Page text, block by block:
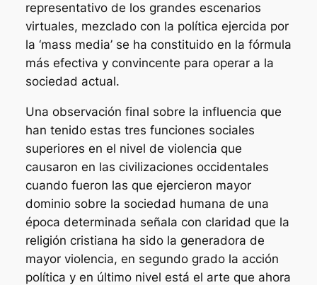
representativo de los grandes escenarios
virtuales, mezclado con la política ejercida por
la ‘mass media’ se ha constituido en la fórmula
más efectiva y convincente para operar a la
sociedad actual.
Una observación final sobre la influencia que
han tenido estas tres funciones sociales
superiores en el nivel de violencia que
causaron en las civilizaciones occidentales
cuando fueron las que ejercieron mayor
dominio sobre la sociedad humana de una
época determinada señala con claridad que la
religión cristiana ha sido la generadora de
mayor violencia, en segundo grado la acción
política y en último nivel está el arte que ahora